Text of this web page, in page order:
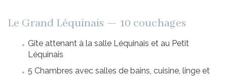
Le Grand Léquinais — 10 couchages
Gîte attenant à la salle Léquinais et au Petit
Léquinais
5 Chambres avec salles de bains, cuisine, linge et